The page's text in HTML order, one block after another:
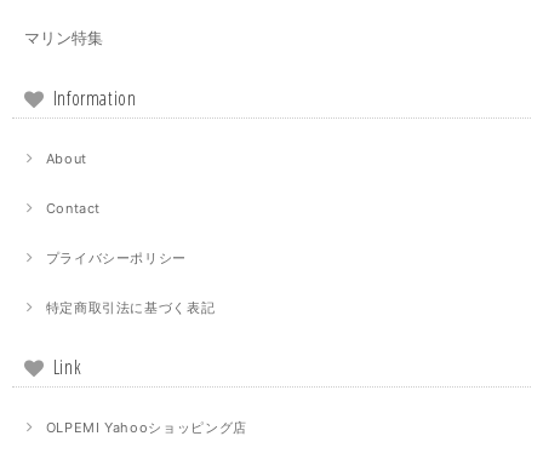
マリン特集
Information
About
Contact
プライバシーポリシー
特定商取引法に基づく表記
Link
OLPEMI Yahooショッピング店